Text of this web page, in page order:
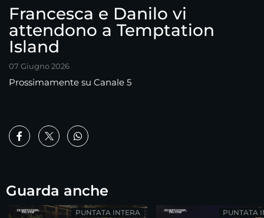
Francesca e Danilo vi
attendono a Temptation
Island
07 Giugno 2026
Prossimamente su Canale 5
Guarda anche
PUNTATA INTERA PUNTATA